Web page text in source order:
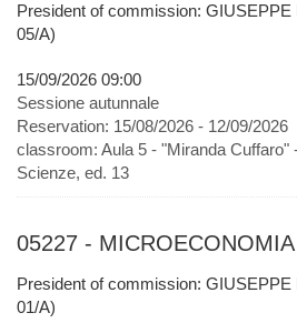
President of commission:
05/A)
15/09/2026 09:00
Sessione autunnale
Reservation: 15/08/2026 - 12/09/2026
classroom: Aula 5 - "Miranda Cuffaro"
Scienze, ed. 13
05227 -
President of commission:
01/A)